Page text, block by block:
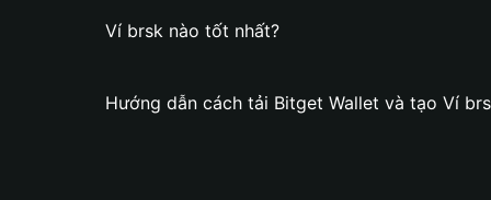
Ví brsk nào tốt nhất?
Hướng dẫn cách tải Bitget Wallet và tạo Ví